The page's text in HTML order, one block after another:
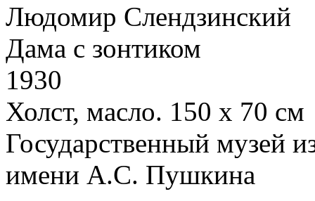
Людомир Слендзинский
Дама с зонтиком
1930
Холст, масло. 150 х 70 см
Государственный музей
имени А.С. Пушкина